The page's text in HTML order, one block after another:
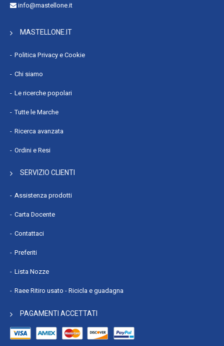
Cores efficienti : 6
RAM installata : 24 GB
Supporto di memoria : SSD
Tipo drive ottico : No
Numero di SSD installati : 1
Capacità SSD : 512 GB
Adattatore di scheda grafica separato : No
Produttore di GPU integrato : Apple
Famiglia dell'adattatore della scheda grafica integrata :
Apple
Nuclei adattatori grafici integrati : 10
Supporto 4K per adattatore grafico a bordo : Sì
Accelerazione della tracciatura del fascio : Sì
Larghezza memoria della banda (massima) : 120 GB/s
Audio spaziale : Sì
info@mastellone.it
MASTELLONE.IT
Politica Privacy e Cookie
Chi siamo
Le ricerche popolari
Tutte le Marche
Ricerca avanzata
Ordini e Resi
SERVIZIO CLIENTI
Assistenza prodotti
Carta Docente
Contattaci
Preferiti
Lista Nozze
Raee Ritiro usato - Ricicla e guadagna
PAGAMENTI ACCETTATI